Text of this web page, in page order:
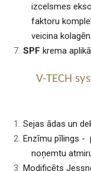
izcelsmes
faktoru
veicina
SPF krema
V-TECH
Sejas ādas un
Enzīmu pīlings -
noņemtu
Modificēts